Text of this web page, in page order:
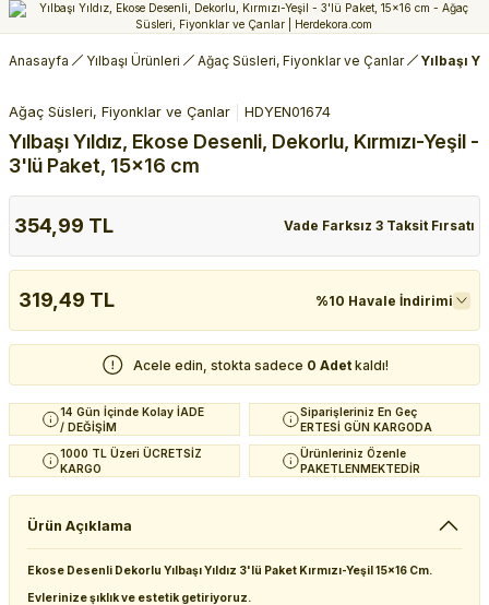
Anasayfa Yılbaşı Ürünleri Ağaç Süsleri, Fiyonklar ve Çanlar Yılbaşı
Ağaç Süsleri, Fiyonklar ve Çanlar HDYEN01674
Yılbaşı Yıldız, Ekose Desenli, Dekorlu, Kırmızı-Yeşil -
3'lü Paket, 15x16 cm
354,99 TL Vade Farksız 3 Taksit Fırsatı
319,49 TL %10 Havale İndirimi
Acele edin, stokta sadece 0 Adet kaldı!
14 Gün İçinde Kolay İADE
/ DEĞİŞİM
Siparişleriniz En Geç
ERTESİ GÜN KARGODA
1000 TL Üzeri ÜCRETSİZ
KARGO
Ürünleriniz Özenle
PAKETLENMEKTEDİR
Ürün Açıklama
Ekose Desenli Dekorlu Yılbaşı Yıldız 3'lü Paket Kırmızı-Yeşil 15x16 Cm.
Evlerinize şıklık ve estetik getiriyoruz.